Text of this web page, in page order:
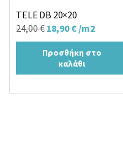
TELE DB 20×20
24,00€ Original
price
was:
24,00 €.
18,90€Η
τρέχουσα
τιμή
είναι:
/m2
Προσθήκη στο
καλάθι